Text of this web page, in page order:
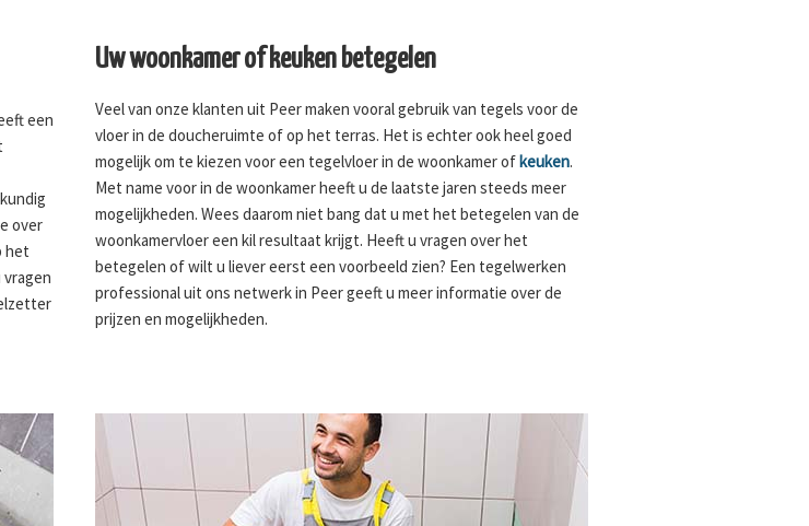
een
over
het
Uw woonkamer of keuken betegelen
Veel van onze klanten uit Peer maken vooral gebruik van tegels voor de
vloer in de doucheruimte of op het terras. Het is echter ook heel goed
mogelijk om te kiezen voor een tegelvloer in de woonkamer of keuken.
Met name voor in de woonkamer heeft u de laatste jaren steeds meer
mogelijkheden. Wees daarom niet bang dat u met het betegelen van de
woonkamervloer een kil resultaat krijgt. Heeft u vragen over het
betegelen of wilt u liever eerst een voorbeeld zien? Een tegelwerken
professional uit ons netwerk in Peer geeft u meer informatie over de
prijzen en mogelijkheden.